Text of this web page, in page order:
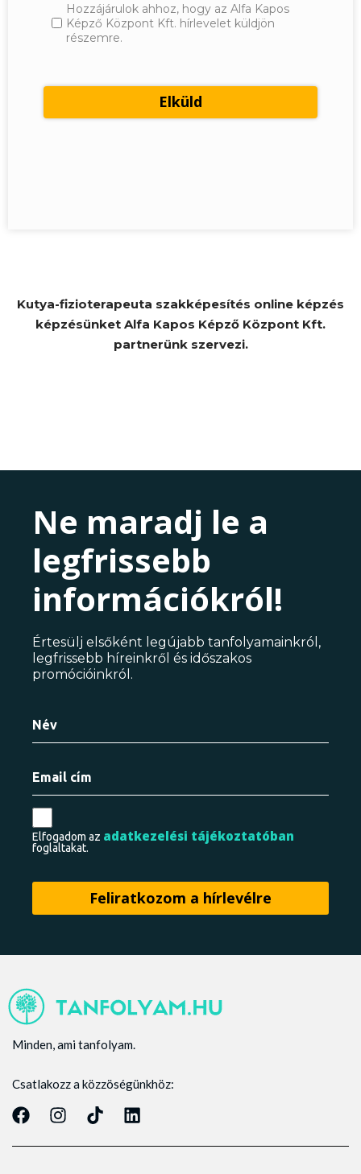
Hozzájárulok ahhoz, hogy az Alfa Kapos
Képző Központ Kft. hírlevelet küldjön
részemre.
Kutya-fizioterapeuta szakképesítés online képzés
képzésünket Alfa Kapos Képző Központ Kft.
partnerünk szervezi.
Ne maradj le a
legfrissebb
információkról!
Értesülj elsőként legújabb tanfolyamainkról,
legfrissebb híreinkről és időszakos
promócióinkról.
Elfogadom az adatkezelési tájékoztatóban
foglaltakat.
Minden, ami tanfolyam.
Csatlakozz a közzöségünkhöz: